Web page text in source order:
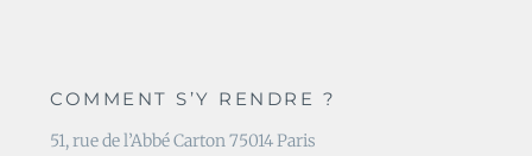
COMMENT S’Y RENDRE ?
51, rue de l’Abbé Carton 75014 Paris